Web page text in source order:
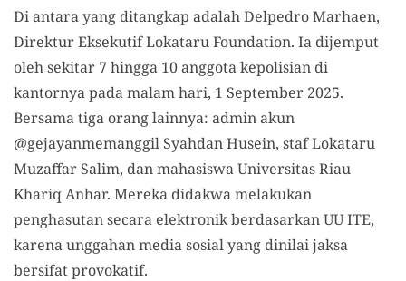
Di antara yang ditangkap adalah Delpedro Marhaen,
Direktur Eksekutif Lokataru Foundation. Ia dijemput
oleh sekitar 7 hingga 10 anggota kepolisian di
kantornya pada malam hari, 1 September 2025.
Bersama tiga orang lainnya: admin akun
@gejayanmemanggil Syahdan Husein, staf Lokataru
Muzaffar Salim, dan mahasiswa Universitas Riau
Khariq Anhar. Mereka didakwa melakukan
penghasutan secara elektronik berdasarkan UU ITE,
karena unggahan media sosial yang dinilai jaksa
bersifat provokatif.